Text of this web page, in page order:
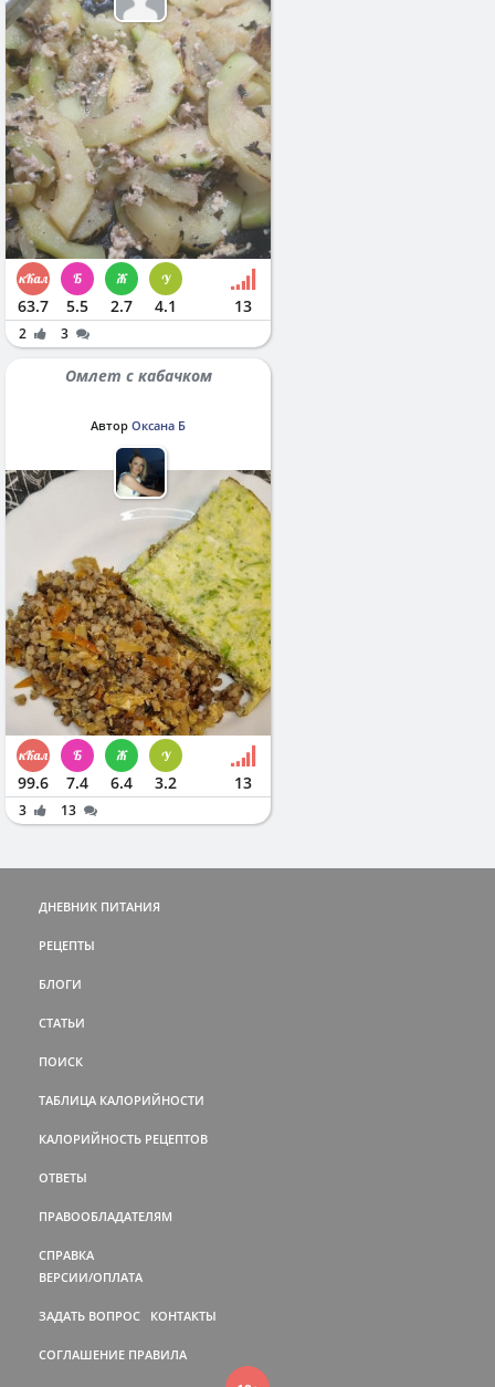
63.7 5.5 2.7 4.1 13
2 3
Омлет с кабачком
Автор Оксана Б
99.6 7.4 6.4 3.2 13
3 13
ДНЕВНИК ПИТАНИЯ
РЕЦЕПТЫ
БЛОГИ
СТАТЬИ
ПОИСК
ТАБЛИЦА КАЛОРИЙНОСТИ
КАЛОРИЙНОСТЬ РЕЦЕПТОВ
ОТВЕТЫ
ПРАВООБЛАДАТЕЛЯМ
СПРАВКА
ВЕРСИИ/ОПЛАТА
ЗАДАТЬ ВОПРОС КОНТАКТЫ
СОГЛАШЕНИЕ ПРАВИЛА